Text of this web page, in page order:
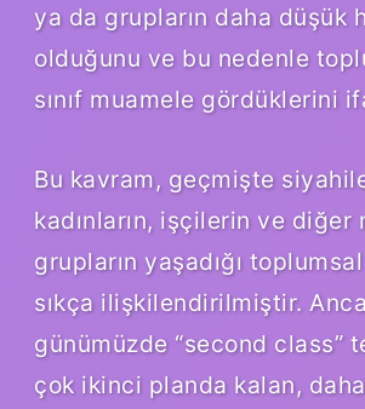
ya da grupların daha düşük
olduğunu ve bu nedenle
sınıf muamele gördüklerini
Bu kavram, geçmişte
kadınların, işçilerin ve diğer
grupların yaşadığı toplumsal
sıkça ilişkilendirilmiştir.
günümüzde “second class”
çok ikinci planda kalan,